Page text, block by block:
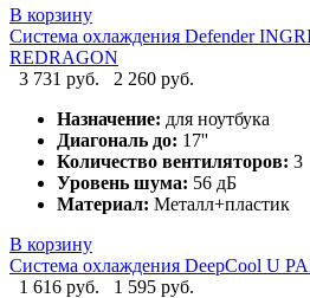
В корзину
Система охлаждения Defender
REDRAGON
3 731 руб.
2 260 руб.
Назначение: для ноутбука
Диагональ до: 17''
Количество вентиляторов: 3
Уровень шума: 56 дБ
Материал: Металл+пластик
В корзину
Система охлаждения DeepCool U
1 616 руб.
1 595 руб.